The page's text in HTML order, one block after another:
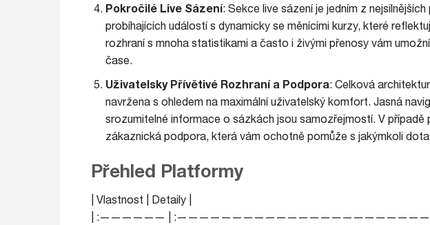
Pokročilé Live Sázení: Sekce live sázení je jedním z
probíhajících událostí s dynamicky se měnícími kurzy, které
rozhraní s mnoha statistikami a často i živými přenosy vám
čase.
Uživatelsky Přívětivé Rozhraní a Podpora: Celková
navržena s ohledem na maximální uživatelský komfort. Jasná
srozumitelné informace o sázkách jsou samozřejmostí. V
zákaznická podpora, která vám ochotně pomůže s jakýmkoli
Přehled Platformy
| Vlastnost | Detaily |
| :—————— |